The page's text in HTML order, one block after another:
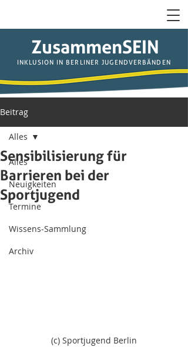
INKLUSION IN BERLINER JUGENDVERBÄNDEN
ZusammenSEIN
Beitrag
Alles
Neuigkeiten
Termine
Wissens-Sammlung
Archiv
Alles
Sensibilisierung für
Barrieren bei der
Sportjugend
(c) Sportjugend Berlin